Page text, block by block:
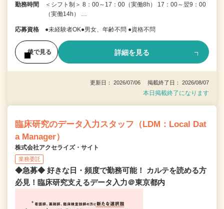
勤務時間
＜シフト制＞ 8：00～17：00（実働8h） 17：00～翌9：00
（実働14h） …
応募資格 ●未経験者OK●男女、年齢不問 ●資格不問
後で見る 詳細を見る
更新日： 2026/07/06 掲載終了日： 2026/08/07
本日掲載終了になります
臨床研究のデータ入力スタッフ（LDM：Local Dat
a Manager）
株式会社アクセライズ・サイト
業務委託
◆急募◆ 好きな日・頻度で勤務可能！ カルテを読める方
必見！臨床研究支えるデータ入力＠東京都内